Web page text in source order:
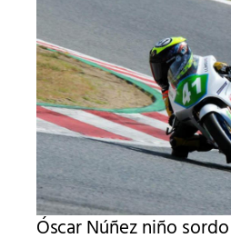
Óscar Núñez niño sordo